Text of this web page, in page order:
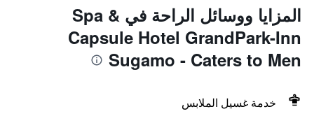
المزايا ووسائل الراحة في Spa &
Capsule Hotel GrandPark-Inn
Sugamo - Caters to Men
خدمة غسيل الملابس